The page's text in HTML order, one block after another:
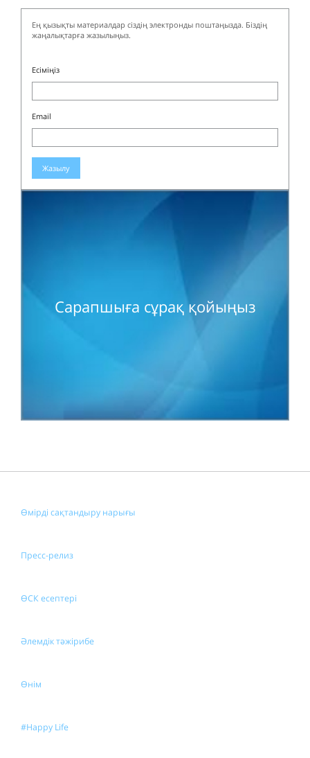
Ең қызықты материалдар сіздің электронды поштаңызда. Біздің
жаңалықтарға жазылыңыз.
Есіміңіз
Email
Жазылу
Сарапшыға сұрақ қойыңыз
Өмірді сақтандыру нарығы
Пресс-релиз
ӨСК есептері
Әлемдік тәжірибе
Өнім
#Happy Life